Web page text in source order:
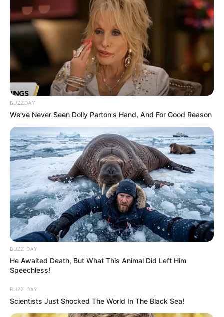
BUZZDAY
We’ve Never Seen Dolly Parton's Hand, And For Good Reason
BUZZ DAY
He Awaited Death, But What This Animal Did Left Him
Speechless!
BUZZ DAY
Scientists Just Shocked The World In The Black Sea!